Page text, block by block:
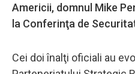
Americii, domnul Mike
la Conferinţa de
Cei doi înalţi oficiali au